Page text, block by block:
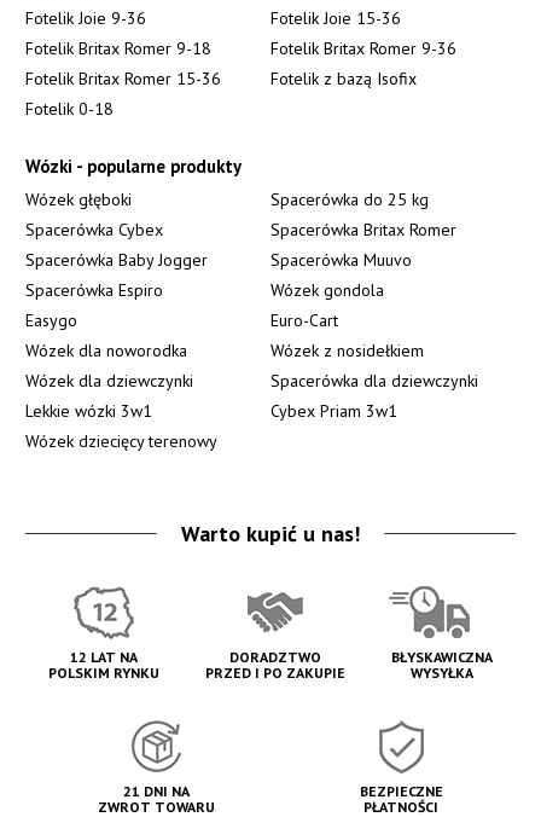
Fotelik Joie 9-36
Fotelik Joie 15-36
Fotelik Britax Romer 9-18
Fotelik Britax Romer 9-36
Fotelik Britax Romer 15-36
Fotelik z bazą Isofix
Fotelik 0-18
Wózki - popularne produkty
Wózek głęboki
Spacerówka do 25 kg
Spacerówka Cybex
Spacerówka Britax Romer
Spacerówka Baby Jogger
Spacerówka Muuvo
Spacerówka Espiro
Wózek gondola
Easygo
Euro-Cart
Wózek dla noworodka
Wózek z nosidełkiem
Wózek dla dziewczynki
Spacerówka dla dziewczynki
Lekkie wózki 3w1
Cybex Priam 3w1
Wózek dziecięcy terenowy
Warto kupić u nas!
12 LAT NA
POLSKIM RYNKU
DORADZTWO
PRZED I PO ZAKUPIE
BŁYSKAWICZNA
WYSYŁKA
21 DNI NA
ZWROT TOWARU
BEZPIECZNE
PŁATNOŚCI